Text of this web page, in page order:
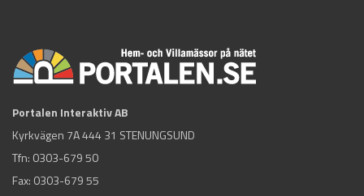
Portalen Interaktiv AB
Kyrkvägen 7A 444 31 STENUNGSUND
Tfn: 0303-679 50
Fax: 0303-679 55